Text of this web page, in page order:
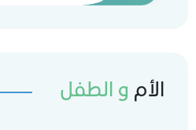
الأم و الطفل